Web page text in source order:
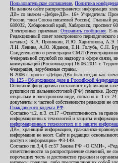
Пользовательское соглашение Политика
На данном сайте распространяется информация
ДВ» со знаком «Дебри-ДВ». 16+ Учредитель:
России, член Союза писателей России). Главный
680032, Хабаровский край, Хабаровск, проспект
Электронная приемная: Отправить сообщение . E-
Редакционный совет электронного
началах): К.А. Пронякин, И.Ю. Харитонова,
Л.Н. Левина, А.Ю. Жданов, Е.Н. Голубь, С.Н.
Свидетельство о регистрации СМИ
Федеральной службой по надзору в сфере связи,
коммуникаций (Роскомнадзор) 16.06.2011 г.
Федерация, зарубежные страны.
В 2006 г. проект «Дебри-ДВ» был создан как
№ 125 «Об архивном деле в Российской
Основной фонд архива составляют публикации
рукописи по дальневосточной (РФ) тематике.
открытым в электронном виде, согласно п. 1 ст.
документы к частной собственности редакции не
Гражданского кодекса РФ
Согласно ч.2. п.3. ст.17 «Ответственность за
информационных технологий и защиты
информационных технологиях и о защите
ДВ», хранящий информацию, гражданско-правовую
информации не несет. Сайт и редакция
доступ к информации» ФЗ-149.
Согласно пп.3,4,6 ст.57 Закона РФ «О СМИ»,
ответственности за распространение сведений, не
порочащих честь и достоинство граждан и